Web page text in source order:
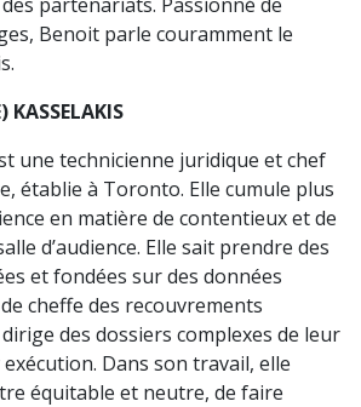
Benoit parle couramment le
KASSELAKIS
une technicienne juridique et chef
établie à Toronto. Elle cumule plus
en matière de contentieux et de
d’audience. Elle sait prendre des
et fondées sur des données
cheffe des recouvrements
des dossiers complexes de leur
Dans son travail, elle
équitable et neutre, de faire